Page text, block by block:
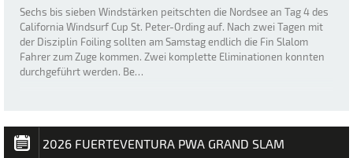
Sechs bis sieben Windstärken peitschten die Nordsee an Tag 4 des
California Windsurf Cup St. Peter-Ording auf. Nach zwei Tagen mit
der Disziplin Foiling sollten am Samstag endlich die Fin Slalom
Fahrer zum Zuge kommen. Zwei komplette Eliminationen konnten
durchgeführt werden. Be…
2026 FUERTEVENTURA PWA GRAND SLAM